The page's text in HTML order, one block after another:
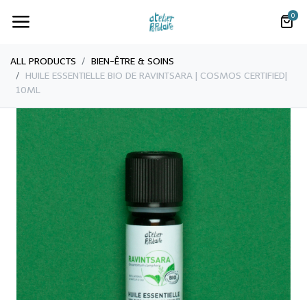
0
ALL PRODUCTS
​​​BIEN-ÊTRE & SOINS
​​​HUILE ESSENTIELLE BIO DE RAVINTSARA | COSMOS CERTIFIED|
10ML